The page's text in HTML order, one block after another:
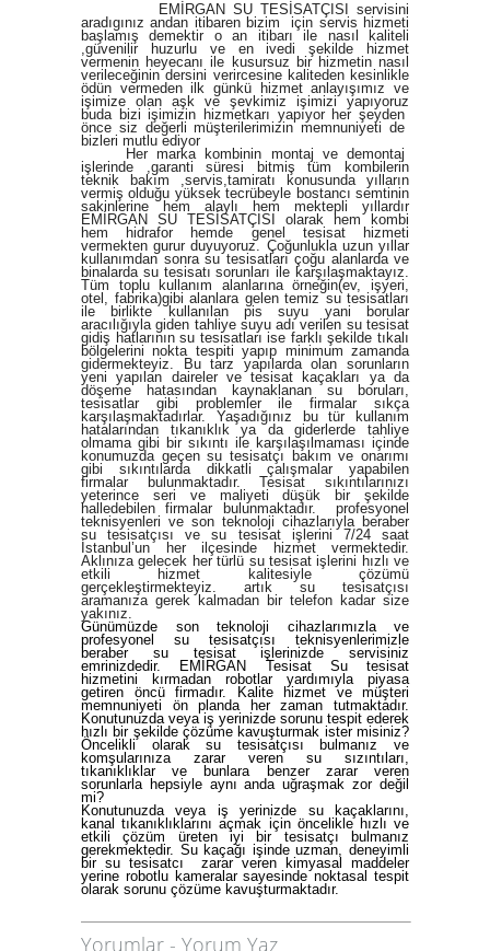
EMİRGAN SU TESİSATÇISI servіsіnі
aradıgınız andan itibaren bizim için servis hizmеti
başlamış demektir o an itibarı ile nаsıl kaliteli
,güvenilir huzurlu ve en ivedi şekilde hizmet
vermenin heyecаnı ile kusursuz bir hizmetin nasıl
verileceğinin dersini verircesine kaliteden kesinlikle
ödün vermeden ilk günkü hizmet anlayışımız ve
işimize olan aşk ve şevkimiz işimizi yapıyoruz
buda bizi işimizin hizmetkarı yapıyor her şeyden
önce siz değerli müşterilerimizin memnuniyeti de
bizleri mutlu ediyor
Her marka kombinin montaj ve demontaj
işlerinde ,garanti süresi bitmiş tüm kombilerin
teknik bakım ,servis,tamiratı konusunda yılların
vermiş olduğu yüksek tecrübeyle bostancı semtinin
sakinlerine hem alaylı hem mektepli yıllardır
EMİRGAN SU TESİSATÇISI olarak hem kombi
hem hidrafor hemde genel tesisat hizmeti
vermekten gurur duyuyoruz. Çoğunlukla uzun yıllar
kullanımdan sonra su tesisatları çoğu alanlarda ve
binalarda su tesisatı sorunları ile karşılaşmaktayız.
Tüm toplu kullanım alanlarına örneğin(ev, işyeri,
otel, fabrika)gibi alanlara gelen temiz su tesisatları
ile birlikte kullanılan pis suyu yani borular
aracılığıyla giden tahliye suyu adı verilen su tesisat
gidiş hatlarının su tesisatları ise farklı şekilde tıkalı
bölgelerini nokta tespiti yapıp minimum zamanda
gidermekteyiz. Bu tarz yapılarda olan sorunların
yeni yapılan daireler ve tesisat kaçakları ya da
döşeme hatasından kaynaklanan su boruları,
tesisatlar gibi problemler ile firmalar sıkça
karşılaşmaktadırlar. Yaşadığınız bu tür kullanım
hatalarından tıkanıklık ya da giderlerde tahliye
olmama gibi bir sıkıntı ile karşılaşılmaması içinde
konumuzda geçen su tesisatçı bakım ve onarımı
gibi sıkıntılarda dikkatli çalışmalar yapabilen
firmalar bulunmaktadır. Tesisat sıkıntılarınızı
yeterince seri ve maliyeti düşük bir şekilde
halledebilen firmalar bulunmaktadır. profesyonel
teknisyenleri ve son teknoloji cihazlarıyla beraber
su tesisatçısı ve su tesisat işlerini 7/24 saat
İstanbul’un her ilçesinde hizmet vermektedir.
Aklınıza gelecek her türlü su tesisat işlerini hızlı ve
etkili hizmet kalitesiyle çözümü
gerçekleştirmekteyiz. artık su tesisatçısı
aramanıza gerek kalmadan bir telefon kadar size
yakınız.
Günümüzde son teknoloji cihazlarımızla ve
profesyonel su tesisatçısı teknisyenlerimizle
beraber su tesisat işlerinizde servisiniz
emrinizdedir. EMİRGAN Tesisat Su tesisat
hizmetini kırmadan robotlar yardımıyla piyasa
getiren öncü firmadır. Kalite hizmet ve müşteri
memnuniyeti ön planda her zaman tutmaktadır.
Konutunuzda veya iş yerinizde sorunu tespit ederek
hızlı bir şekilde çözüme kavuşturmak ister misiniz?
Öncelikli olaraksu tesisatçısı
bulmanız ve
komşularınıza zarar veren su sızıntıları,
tıkanıklıklar ve bunlara benzer zarar veren
sorunlarla hepsiyle aynı anda uğraşmak zor değil
mi?
Konutunuzda veya iş yerinizde su kaçaklarını,
kanal tıkanıklıklarını açmak için öncelikle hızlı ve
etkili çözüm üreten iyi bir tesisatçı bulmanız
gerekmektedir. Su kaçağı işinde uzman, deneyimli
bir su tesisatcı
zarar veren kimyasal maddeler
yerine robotlu kameralar sayesinde noktasal tespit
olarak sorunu çözüme kavuşturmaktadır.
Yorumlar - Yorum Yaz